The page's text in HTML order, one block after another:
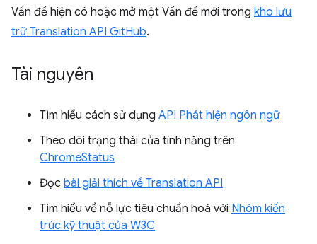
Vấn đề hiện có hoặc mở một Vấn đề mới trong kho lưu
trữ Translation API GitHub.
Tài nguyên
Tìm hiểu cách sử dụng API Phát hiện ngôn ngữ
Theo dõi trạng thái của tính năng trên
ChromeStatus
Đọc bài giải thích về Translation API
Tìm hiểu về nỗ lực tiêu chuẩn hoá với Nhóm kiến
trúc kỹ thuật của W3C